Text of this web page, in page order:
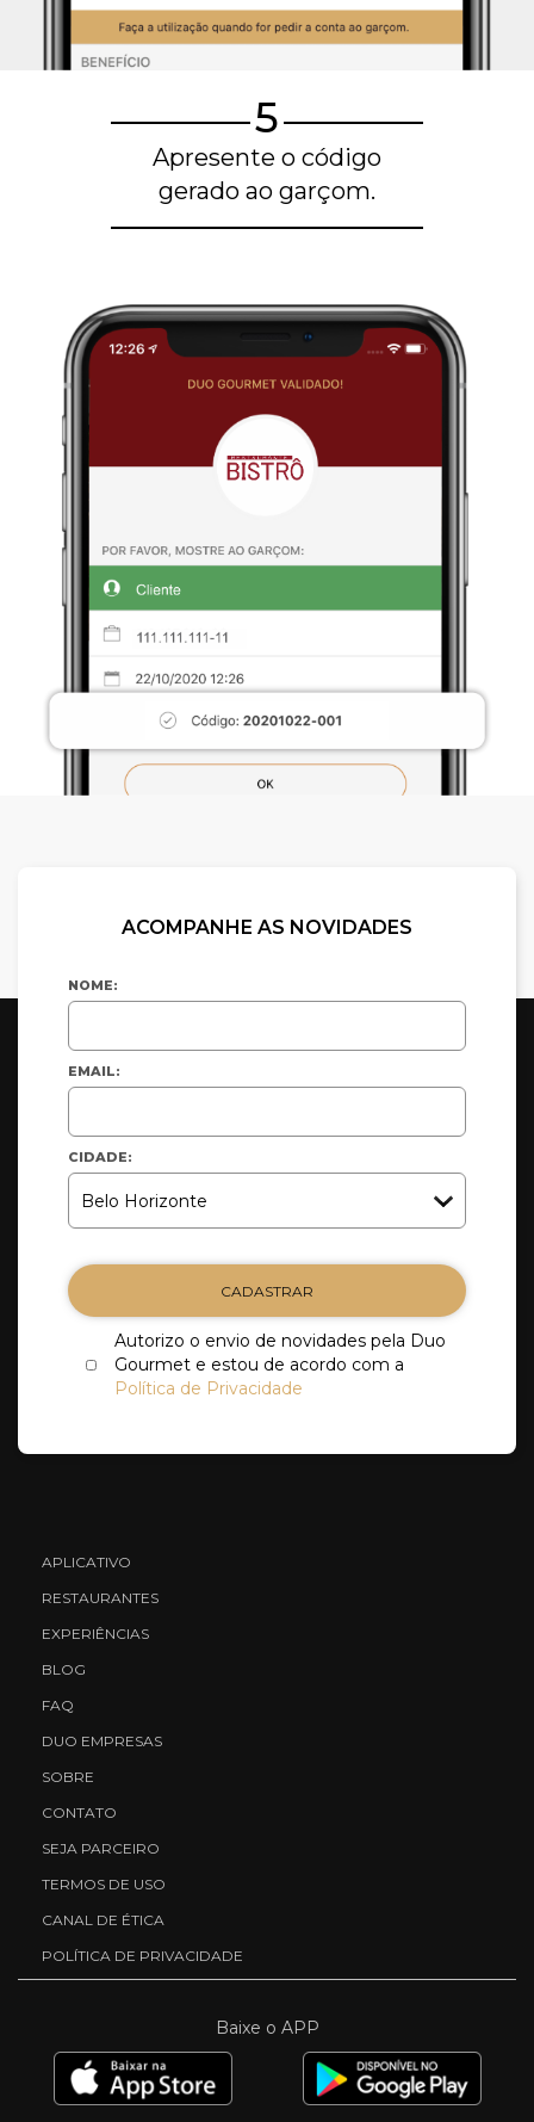
5
Apresente o código
gerado ao garçom.
ACOMPANHE AS NOVIDADES
NOME:
EMAIL:
CIDADE:
CADASTRAR
Autorizo o envio de novidades pela Duo
Gourmet e estou de acordo com a
Política de Privacidade
APLICATIVO
RESTAURANTES
EXPERIÊNCIAS
BLOG
FAQ
DUO EMPRESAS
SOBRE
CONTATO
SEJA PARCEIRO
TERMOS DE USO
CANAL DE ÉTICA
POLÍTICA DE PRIVACIDADE
Baixe o APP